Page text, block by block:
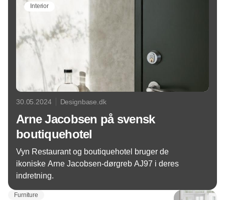
Interior
30.05.2024 Designbase.dk
Arne Jacobsen på svensk
boutiquehotel
Vyn Restaurant og boutiquehotel bruger de
ikoniske Arne Jacobsen-dørgreb AJ97 i deres
indretning.
Furniture